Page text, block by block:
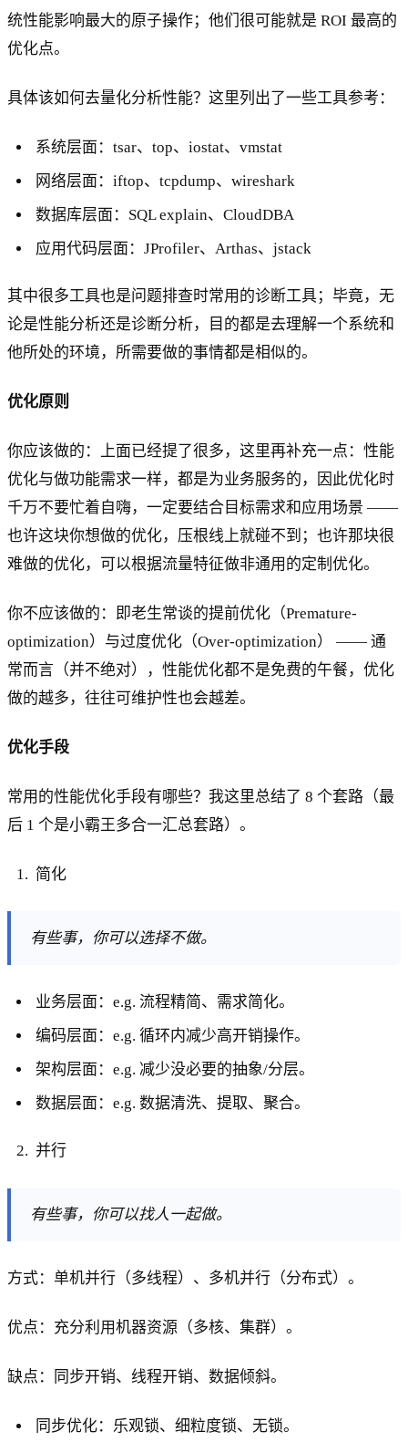
统性能影响最大的原子操作；他们很可能就是 ROI 最高的
优化点。
具体该如何去量化分析性能？这里列出了一些工具参考：
系统层面：tsar、top、iostat、vmstat
网络层面：iftop、tcpdump、wireshark
数据库层面：SQL explain、CloudDBA
应用代码层面：JProfiler、Arthas、jstack
其中很多工具也是问题排查时常用的诊断工具；毕竟，无
论是性能分析还是诊断分析，目的都是去理解一个系统和
他所处的环境，所需要做的事情都是相似的。
优化原则
你应该做的：上面已经提了很多，这里再补充一点：性能
优化与做功能需求一样，都是为业务服务的，因此优化时
千万不要忙着自嗨，一定要结合目标需求和应用场景 ——
也许这块你想做的优化，压根线上就碰不到；也许那块很
难做的优化，可以根据流量特征做非通用的定制优化。
你不应该做的：即老生常谈的提前优化（Premature-
optimization）与过度优化（Over-optimization） —— 通
常而言（并不绝对），性能优化都不是免费的午餐，优化
做的越多，往往可维护性也会越差。
优化手段
常用的性能优化手段有哪些？我这里总结了 8 个套路（最
后 1 个是小霸王多合一汇总套路）。
简化
有些事，你可以选择不做。
业务层面：e.g. 流程精简、需求简化。
编码层面：e.g. 循环内减少高开销操作。
架构层面：e.g. 减少没必要的抽象/分层。
数据层面：e.g. 数据清洗、提取、聚合。
并行
有些事，你可以找人一起做。
方式：单机并行（多线程）、多机并行（分布式）。
优点：充分利用机器资源（多核、集群）。
缺点：同步开销、线程开销、数据倾斜。
同步优化：乐观锁、细粒度锁、无锁。